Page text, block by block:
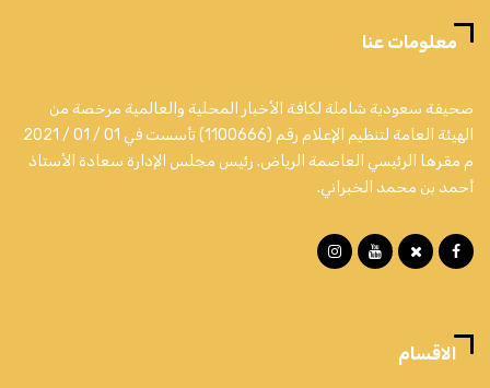
معلومات عنا
صحيفة سعودية شاملة لكافة الأخبار المحلية والعالمية مرخصة من
الهيئة العامة لتنظيم الإعلام رقم (1100666) تأسست في 01 / 01 / 2021
م مقرها الرئيسي العاصمة الرياض. رئيس مجلس الإدارة سعادة الأستاذ
أحمد بن محمد الخبراني.
الاقسام